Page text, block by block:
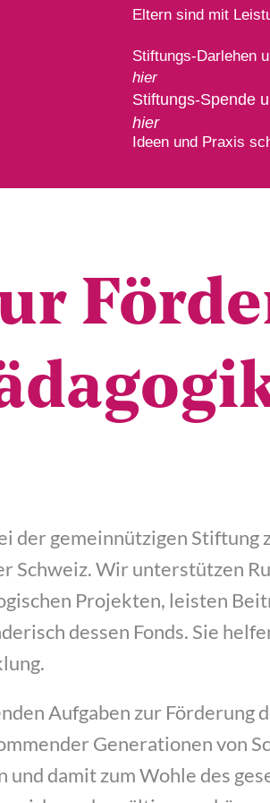
Eltern sind mit
Stiftungs-Darlehen
hier
Stiftungs-Spende
hier
Ideen und Praxis
der gemein­nüt­zi­gen Stif­tung
Schweiz. Wir unter­stüt­zen
Pro­jek­ten, leis­ten
des­sen Fonds. Sie
Auf­ga­ben zur För­de­rung
Gene­ra­tio­nen von
und damit zum Woh­le des